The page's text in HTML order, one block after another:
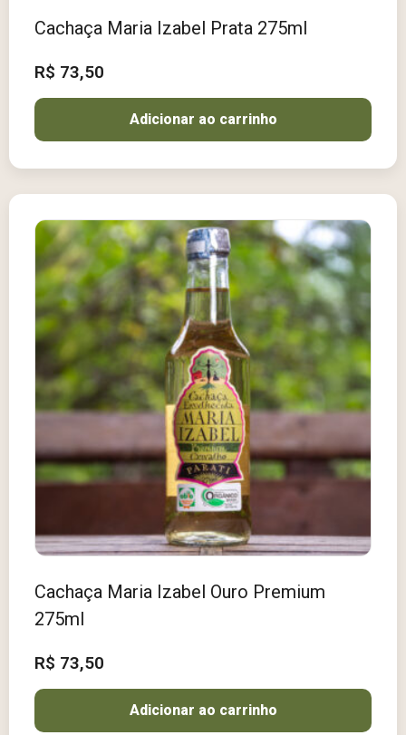
Cachaça Maria Izabel Prata 275ml
R$ 73,50
Adicionar ao carrinho
Cachaça Maria Izabel Ouro Premium
275ml
R$ 73,50
Adicionar ao carrinho